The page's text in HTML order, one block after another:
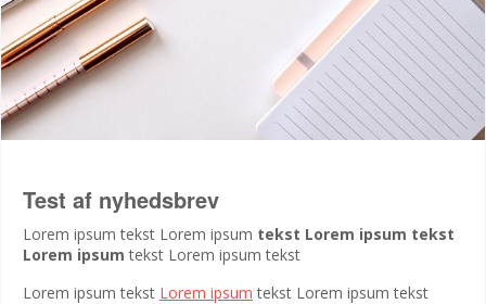
Test af nyhedsbrev
Lorem ipsum tekst Lorem ipsum tekst Lorem ipsum tekst
Lorem ipsum tekst Lorem ipsum tekst
Lorem ipsum tekst Lorem ipsum tekst Lorem ipsum tekst